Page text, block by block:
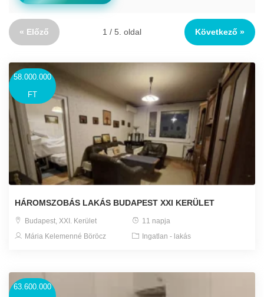
« Előző 1 / 5. oldal Következő »
58.000.000
FT
HÁROMSZOBÁS LAKÁS BUDAPEST XXI KERÜLET
Budapest, XXI. Kerület
11 napja
Mária Kelemenné Böröcz
Ingatlan - lakás
63.600.000